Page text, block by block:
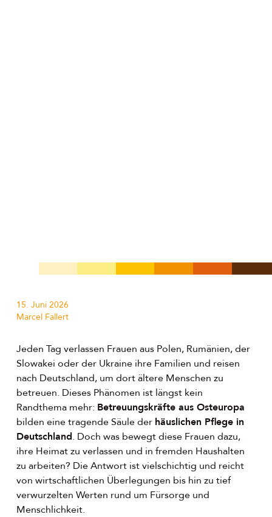
15. Juni 2026
Marcel Fallert
Jeden Tag verlassen Frauen aus Polen, Rumänien, der
Slowakei oder der Ukraine ihre Familien und reisen
nach Deutschland, um dort ältere Menschen zu
betreuen. Dieses Phänomen ist längst kein
Randthema mehr: Betreuungskräfte aus Osteuropa
bilden eine tragende Säule der häuslichen Pflege in
Deutschland. Doch was bewegt diese Frauen dazu,
ihre Heimat zu verlassen und in fremden Haushalten
zu arbeiten? Die Antwort ist vielschichtig und reicht
von wirtschaftlichen Überlegungen bis hin zu tief
verwurzelten Werten rund um Fürsorge und
Menschlichkeit.